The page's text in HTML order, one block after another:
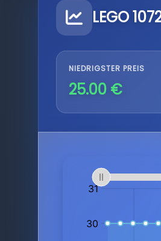
LEGO
NIEDRIGSTER PREIS
25.00 €